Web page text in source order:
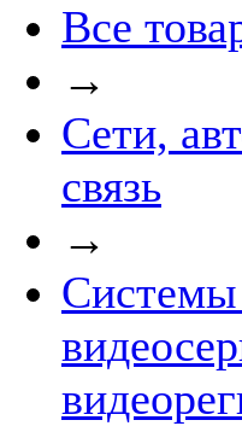
Все
→
Сети,
связь
→
Системы